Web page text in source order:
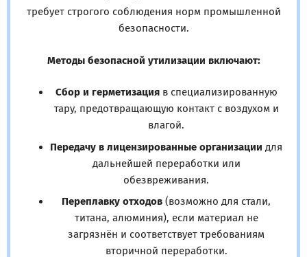
требует строгого соблюдения норм промышленной
безопасности.
Методы безопасной утилизации включают:
Сбор и герметизацияв специализированную
тару, предотвращающую контакт с воздухом и
влагой.
Передачу в лицензированные организации для
дальнейшей переработки или
обезвреживания.
Переплавку отходов (возможно для стали,
титана, алюминия), если материал не
загрязнён и соответствует требованиям
вторичной переработки.